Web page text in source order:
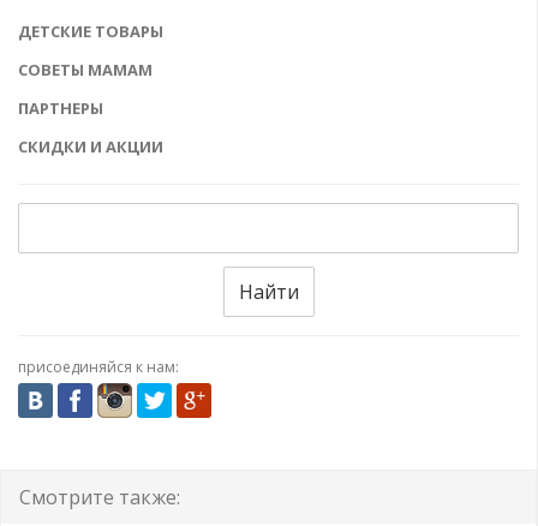
ДЕТСКИЕ ТОВАРЫ
СОВЕТЫ МАМАМ
ПАРТНЕРЫ
СКИДКИ И АКЦИИ
Найти
присоединяйся к нам:
Смотрите также: